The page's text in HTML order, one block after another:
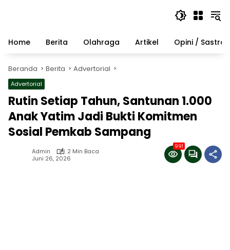
Home
Berita Olahraga Artikel Opini / Sastra
Beranda Berita Advertorial
Advertorial
Rutin Setiap Tahun, Santunan 1.000
Anak Yatim Jadi Bukti Komitmen
Sosial Pemkab Sampang
Admin
2 Min Baca
Juni 26, 2026
991